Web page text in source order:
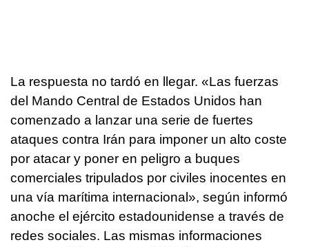
La respuesta no tardó en llegar. «Las fuerzas
del Mando Central de Estados Unidos han
comenzado a lanzar una serie de fuertes
ataques contra Irán para imponer un alto coste
por atacar y poner en peligro a buques
comerciales tripulados por civiles inocentes en
una vía marítima internacional», según informó
anoche el ejército estadounidense a través de
redes sociales. Las mismas informaciones